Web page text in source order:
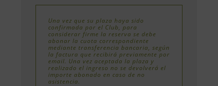
Una vez que su plaza haya sido
confirmada por el Club, para
considerar firme la reserva se debe
abonar la cuota correspondiente
mediante transferencia bancaria, según
la factura que recibirá previamente por
email. Una vez aceptada la plaza y
realizado el ingreso no se devolverá el
importe abonado en caso de no
asistencia.